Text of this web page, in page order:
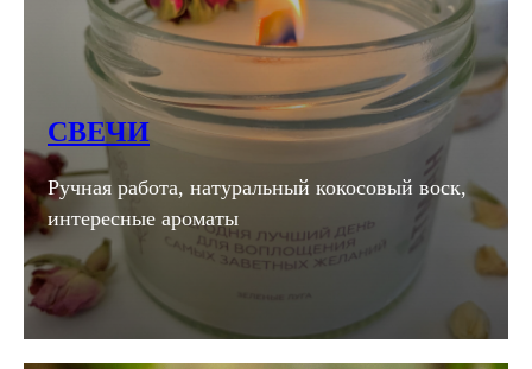
СВЕЧИ
Ручная работа, натуральный кокосовый воск,
интересные ароматы